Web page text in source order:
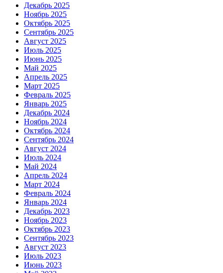
Декабрь 2025
Ноябрь 2025
Октябрь 2025
Сентябрь 2025
Август 2025
Июль 2025
Июнь 2025
Май 2025
Апрель 2025
Март 2025
Февраль 2025
Январь 2025
Декабрь 2024
Ноябрь 2024
Октябрь 2024
Сентябрь 2024
Август 2024
Июль 2024
Май 2024
Апрель 2024
Март 2024
Февраль 2024
Январь 2024
Декабрь 2023
Ноябрь 2023
Октябрь 2023
Сентябрь 2023
Август 2023
Июль 2023
Июнь 2023